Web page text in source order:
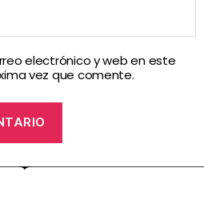
electrónico y web en este
vez que comente.